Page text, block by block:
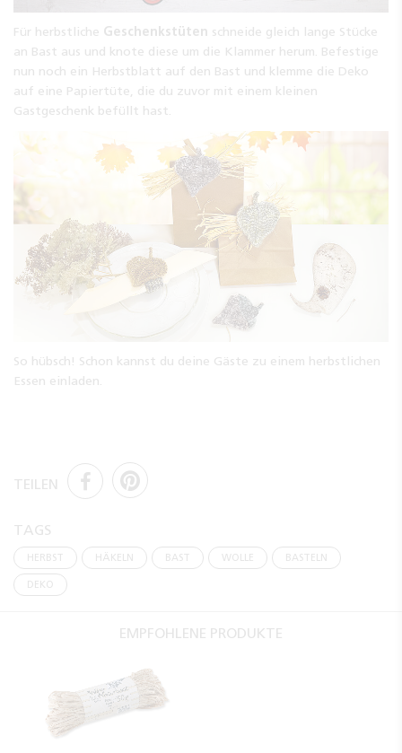
Für herbstliche Geschenkstüten schneide gleich lange Stücke
an Bast aus und knote diese um die Klammer herum. Befestige
nun noch ein Herbstblatt auf den Bast und klemme die Deko
auf eine Papiertüte, die du zuvor mit einem kleinen
Gastgeschenk befüllt hast.
So hübsch! Schon kannst du deine Gäste zu einem herbstlichen
Essen einladen.
TEILEN
TAGS
HERBST HÄKELN BAST WOLLE BASTELN
DEKO
EMPFOHLENE PRODUKTE